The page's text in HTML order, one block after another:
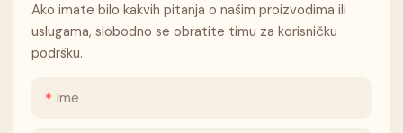
Ako imate bilo kakvih pitanja o našim proizvodima ili
uslugama, slobodno se obratite timu za korisničku
podršku.
Ime